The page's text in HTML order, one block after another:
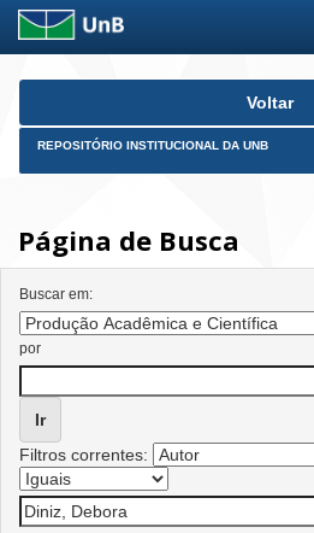
Skip
Voltar
REPOSITÓRIO INSTITUCIONAL DA UNB
Página de Busca
Buscar em:
por
Filtros correntes: